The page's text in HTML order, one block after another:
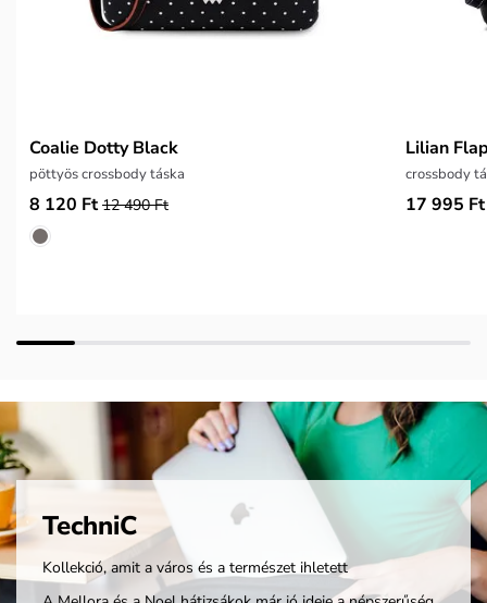
Coalie Dotty Black
pöttyös crossbody táska
8 120 Ft 12 490 Ft
Lilian
crossbody
17 995 Ft
TechniC
Kollekció, amit a város és a természet ihletett